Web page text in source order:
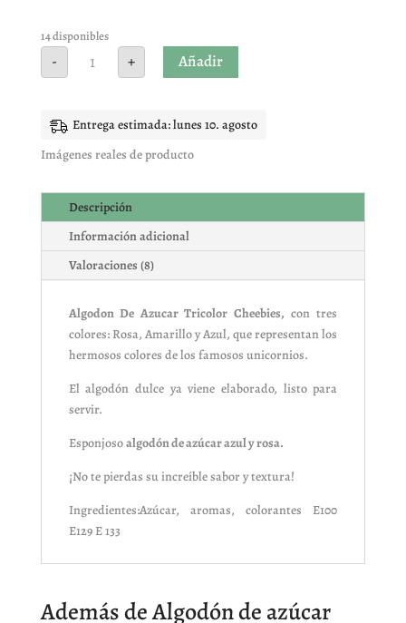
5 en base
a
valoracione
14 disponibles
-
cantidad
+ Añadir
Entrega estimada: lunes 10. agosto
Imágenes reales de producto
Descripción
Información adicional
Valoraciones (8)
Algodon De Azucar Tricolor Cheebies, con tres
colores: Rosa, Amarillo y Azul, que representan los
hermosos colores de los famosos unicornios.
El algodón dulce ya viene elaborado, listo para
servir.
Esponjosoalgodón de azúcar azul y rosa.
¡No te pierdas su increíble sabor y textura!
Ingredientes:Azúcar, aromas, colorantes E100
E129 E 133
Además de Algodón de azúcar